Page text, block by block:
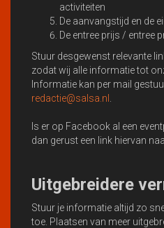
activiteiten
De aanvangstijd en de
De entree prijs / entree
Stuur desgewenst relevante
zodat wij alle informatie tot
Informatie kan per mail
redactie@salsa.nl
Is er op Facebook al een
dan gerust een link hiervan
Uitgebreidere
Stuur je informatie altijd zo
toe. Plaatsen van meer